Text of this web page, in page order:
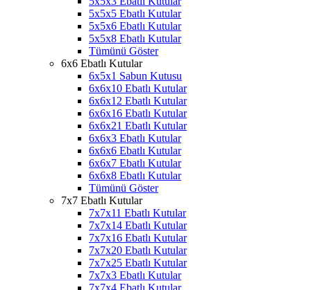
5x5x5 Ebatlı Kutular
5x5x6 Ebatlı Kutular
5x5x8 Ebatlı Kutular
Tümünü Göster
6x6 Ebatlı Kutular
6x5x1 Sabun Kutusu
6x6x10 Ebatlı Kutular
6x6x12 Ebatlı Kutular
6x6x16 Ebatlı Kutular
6x6x21 Ebatlı Kutular
6x6x3 Ebatlı Kutular
6x6x6 Ebatlı Kutular
6x6x7 Ebatlı Kutular
6x6x8 Ebatlı Kutular
Tümünü Göster
7x7 Ebatlı Kutular
7x7x11 Ebatlı Kutular
7x7x14 Ebatlı Kutular
7x7x16 Ebatlı Kutular
7x7x20 Ebatlı Kutular
7x7x25 Ebatlı Kutular
7x7x3 Ebatlı Kutular